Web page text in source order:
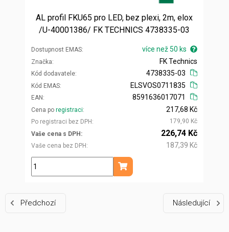
AL profil FKU65 pro LED, bez plexi, 2m, elox
/U-40001386/ FK TECHNICS 4738335-03
Dostupnost EMAS více než 50 ks
Značka
Kód dodavatele
FK Technics
4738335-03
Kód EMAS
EAN
ELSVOS0711835
8591636017071
Cena po registraci
Po registraci bez DPH
217,68 Kč
179,90 Kč
Vaše cena s DPH
Vaše cena bez DPH
226,74 Kč
187,39 Kč
ks
Přidat do košíku
Předchozí Následující